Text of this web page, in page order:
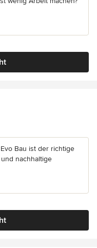
Sternen
Bau ist der richtige
nachhaltige